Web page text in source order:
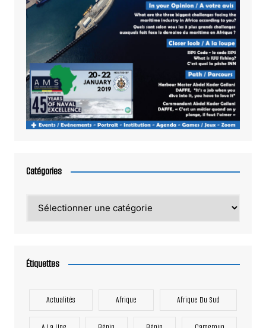
Catégories
Étiquettes
Actualités Afrique Afrique Du Sud